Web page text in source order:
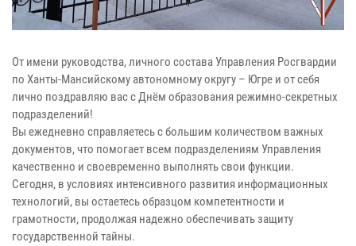
От имени руководства, личного состава Управления Росгвардии
по Ханты-Мансийскому автономному округу – Югре и от себя
лично поздравляю вас с Днём образования режимно-секретных
подразделений!
Вы ежедневно справляетесь с большим количеством важных
документов, что помогает всем подразделениям Управления
качественно и своевременно выполнять свои функции.
Сегодня, в условиях интенсивного развития информационных
технологий, вы остаетесь образцом компетентности и
грамотности, продолжая надежно обеспечивать защиту
государственной тайны.